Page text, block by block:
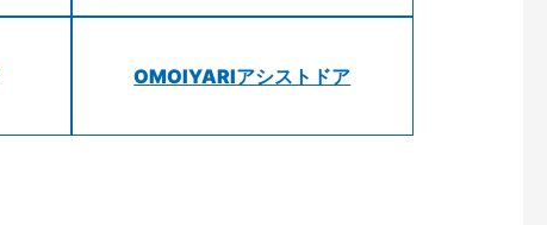
OMOIYARIアシストドア